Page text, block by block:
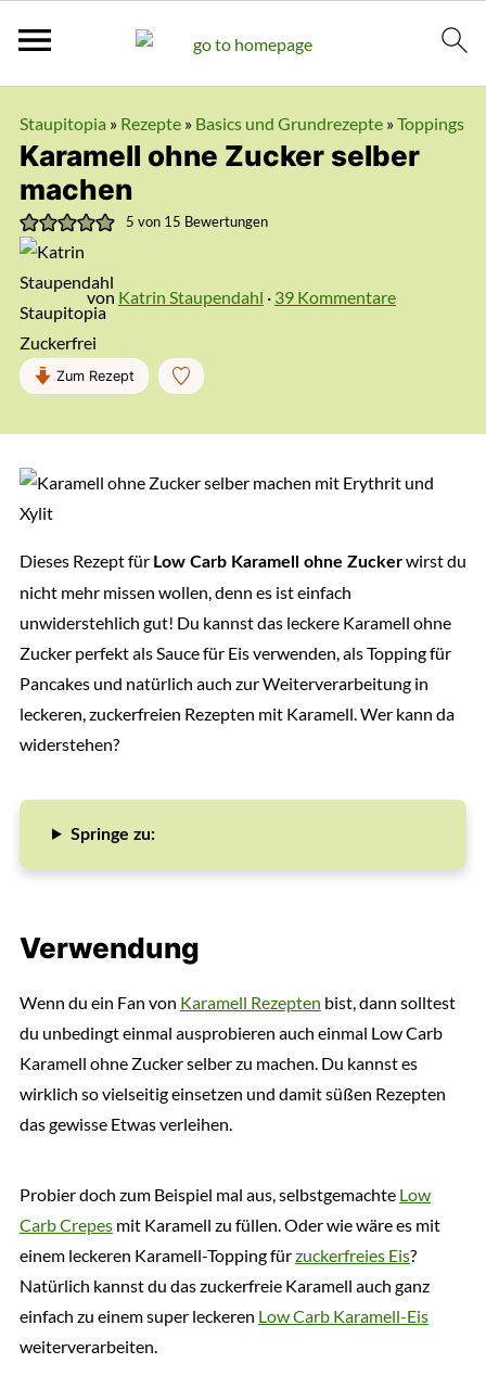
Staupitopia » Rezepte» Basics und Grundrezepte»Toppings
Karamell ohne Zucker selber
machen
5 von 15 Bewertungen
von Katrin Staupendahl · 39 Kommentare
Zum Rezept
Dieses Rezept für Low Carb Karamell ohne Zuckerwirst du
nicht mehr missen wollen, denn es ist einfach
unwiderstehlich gut! Du kannst das leckere Karamell ohne
Zucker perfekt als Sauce für Eis verwenden, als Topping für
Pancakes und natürlich auch zur Weiterverarbeitung in
leckeren, zuckerfreien Rezepten mit Karamell. Wer kann da
widerstehen?
Springe zu:
Verwendung
Wenn du ein Fan von Karamell Rezepten bist, dann solltest
du unbedingt einmal ausprobieren auch einmal Low Carb
Karamell ohne Zucker selber zu machen. Du kannst es
wirklich so vielseitig einsetzen und damit süßen Rezepten
das gewisse Etwas verleihen.
Probier doch zum Beispiel mal aus, selbstgemachte Low
Carb Crepesmit Karamell zu füllen. Oder wie wäre es mit
einem leckeren Karamell-Topping fürzuckerfreies Eis?
Natürlich kannst du das zuckerfreie Karamell auch ganz
einfach zu einem super leckeren Low Carb Karamell-Eis
weiterverarbeiten.